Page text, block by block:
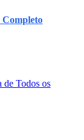
Completo
de Todos os